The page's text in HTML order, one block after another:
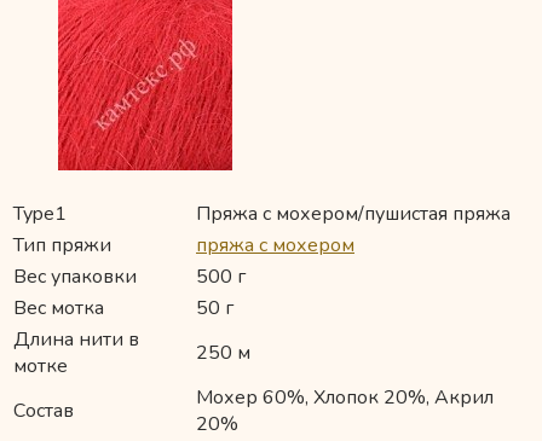
Type1
Пряжа с мохером/пушистая пряжа
Тип пряжи
пряжа с мохером
Вес упаковки
500 г
Вес мотка
50 г
Длина нити в
мотке
250 м
Состав
Мохер 60%, Хлопок 20%, Акрил
20%